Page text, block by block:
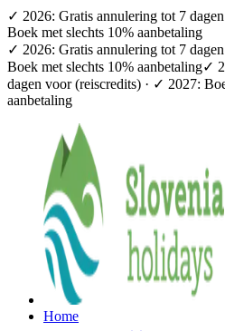
✓ 2026: Gratis annulering tot 7
Boek met slechts 10% aanbetaling
✓ 2026: Gratis annulering tot 7
Boek met slechts 10% aanbetaling✓
dagen voor (reiscredits) · ✓ 2027:
aanbetaling
Home